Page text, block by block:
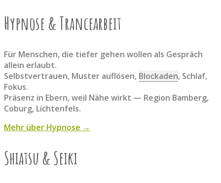
Hypnose & Trancearbeit
Für Menschen, die tiefer gehen wollen als Gespräch
allein erlaubt.
Selbstvertrauen, Muster auflösen, Blockaden, Schlaf,
Fokus.
Präsenz in Ebern, weil Nähe wirkt — Region Bamberg,
Coburg, Lichtenfels.
Mehr über Hypnose →
Shiatsu & Seiki